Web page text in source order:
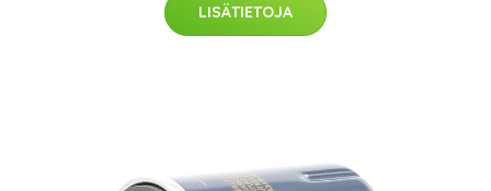
LISÄTIETOJA